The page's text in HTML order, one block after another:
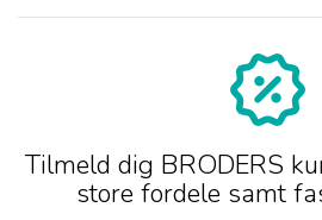
Tilmeld dig BRODERS
store fordele samt